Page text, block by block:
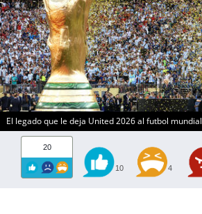
El legado que le deja United 2026 al futbol mundial
20
10 4